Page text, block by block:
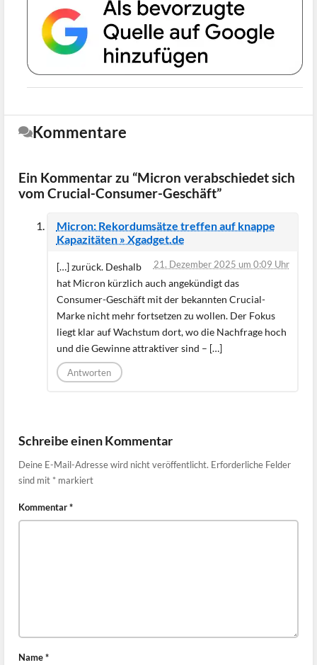
Kommentare
Ein Kommentar zu “Micron verabschiedet sich
vom Crucial-Consumer-Geschäft”
Micron: Rekordumsätze treffen auf knappe
Kapazitäten » Xgadget.de
21. Dezember 2025 um 0:09 Uhr
[…] zurück. Deshalb
hat Micron kürzlich auch angekündigt das
Consumer-Geschäft mit der bekannten Crucial-
Marke nicht mehr fortsetzen zu wollen. Der Fokus
liegt klar auf Wachstum dort, wo die Nachfrage hoch
und die Gewinne attraktiver sind – […]
Antworten
Schreibe einen Kommentar
Deine E-Mail-Adresse wird nicht veröffentlicht. Erforderliche Felder
sind mit * markiert
Kommentar*
Name*